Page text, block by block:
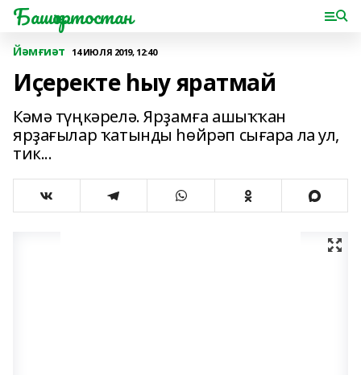
Башҡортостан
Йәмғиәт 14 ИЮЛЯ 2019, 12:40
Иҫеректе һыу яратмай
Кәмә түңкәрелә. Ярҙамға ашыҡҡан
ярҙағылар ҡатынды һөйрәп сығара ла ул,
тик...